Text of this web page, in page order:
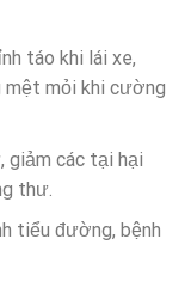
táo khi lái xe,
mệt mỏi khi cường
giảm các tại hại
thư.
tiểu đường, bệnh